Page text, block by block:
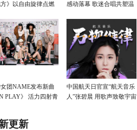
》以自由旋律点燃
感动落幕 歌迷合唱共塑温
团NAME发布新曲
PLAY》 活力四射青
中国航天日官宣“航天音乐
人”张碧晨 用歌声致敬宇宙
更新